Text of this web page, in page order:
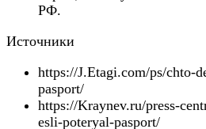
РФ.
Источники
https://J.Etagi.com/ps/chto-
pasport/
https://Kraynev.ru/press-
esli-poteryal-pasport/